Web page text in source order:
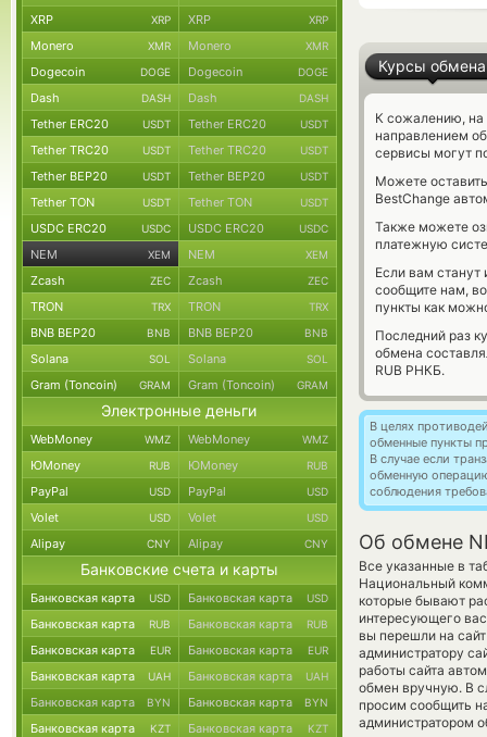
Курсы обмена
К сожалению, на
направлением
сервисы могут
Можете
BestChange
Также можете
платежную
Если вам
сообщите нам,
пункты как
Последний раз
обмена
RUB РНКБ.
В целях
обменные пункты
В случае если
обменную
соблюдения
Об обмене
Все указанные в
Национальный
которые бывают
интересующего
вы перешли на
администратору
работы сайта
обмен вручную. В
просим сообщить
администратором
XRP XRP XRP XRP
Monero XMR Monero XMR
Dogecoin DOGE Dogecoin DOGE
Dash DASH Dash DASH
Tether ERC20 USDT Tether ERC20 USDT
Tether TRC20 USDT Tether TRC20 USDT
Tether BEP20 USDT Tether BEP20 USDT
Tether TON USDT Tether TON USDT
USDC ERC20 USDC USDC ERC20 USDC
NEM XEM NEM XEM
Zcash ZEC Zcash ZEC
TRON TRX TRON TRX
BNB BEP20 BNB BNB BEP20 BNB
Solana SOL Solana SOL
Gram (Toncoin) GRAM Gram (Toncoin) GRAM
Электронные деньги
WebMoney WMZ WebMoney WMZ
ЮMoney RUB ЮMoney RUB
PayPal USD PayPal USD
Volet USD Volet USD
Alipay CNY Alipay CNY
Банковские счета и карты
Банковская карта USD Банковская карта USD
Банковская карта RUB Банковская карта RUB
Банковская карта EUR Банковская карта EUR
Банковская карта UAH Банковская карта UAH
Банковская карта BYN Банковская карта BYN
Банковская карта KZT Банковская карта KZT